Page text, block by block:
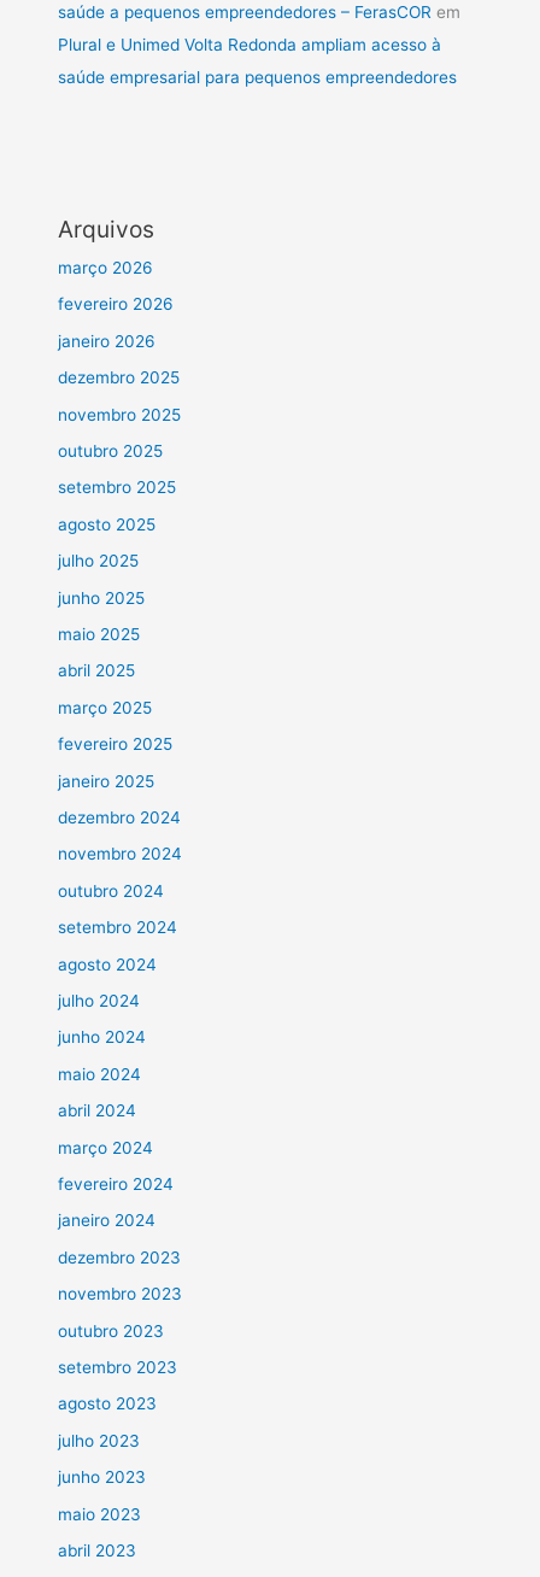
saúde a pequenos empreendedores – FerasCOR em
Plural e Unimed Volta Redonda ampliam acesso à
saúde empresarial para pequenos empreendedores
Arquivos
março 2026
fevereiro 2026
janeiro 2026
dezembro 2025
novembro 2025
outubro 2025
setembro 2025
agosto 2025
julho 2025
junho 2025
maio 2025
abril 2025
março 2025
fevereiro 2025
janeiro 2025
dezembro 2024
novembro 2024
outubro 2024
setembro 2024
agosto 2024
julho 2024
junho 2024
maio 2024
abril 2024
março 2024
fevereiro 2024
janeiro 2024
dezembro 2023
novembro 2023
outubro 2023
setembro 2023
agosto 2023
julho 2023
junho 2023
maio 2023
abril 2023